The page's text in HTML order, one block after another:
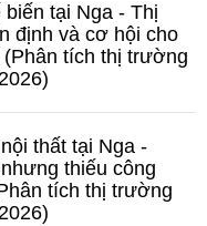
tại Nga - Thị
định và cơ hội cho
tích thị trường
thất tại Nga -
thiếu công
tích thị trường